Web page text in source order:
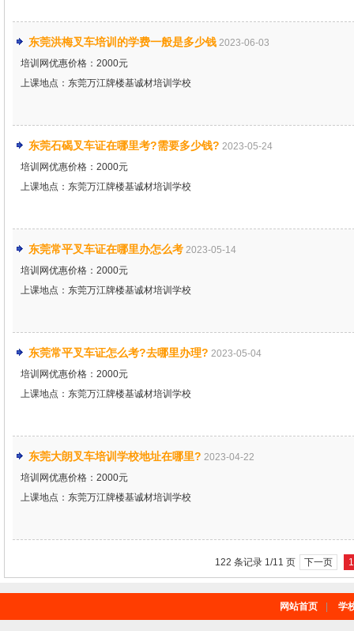
东莞洪梅叉车培训的学费一般是多少钱 2023-06-03
培训网优惠价格：2000元
上课地点：东莞万江牌楼基诚材培训学校
东莞石碣叉车证在哪里考?需要多少钱? 2023-05-24
培训网优惠价格：2000元
上课地点：东莞万江牌楼基诚材培训学校
东莞常平叉车证在哪里办怎么考 2023-05-14
培训网优惠价格：2000元
上课地点：东莞万江牌楼基诚材培训学校
东莞常平叉车证怎么考?去哪里办理? 2023-05-04
培训网优惠价格：2000元
上课地点：东莞万江牌楼基诚材培训学校
东莞大朗叉车培训学校地址在哪里? 2023-04-22
培训网优惠价格：2000元
上课地点：东莞万江牌楼基诚材培训学校
122 条记录 1/11 页 下一页 1
网站首页 学